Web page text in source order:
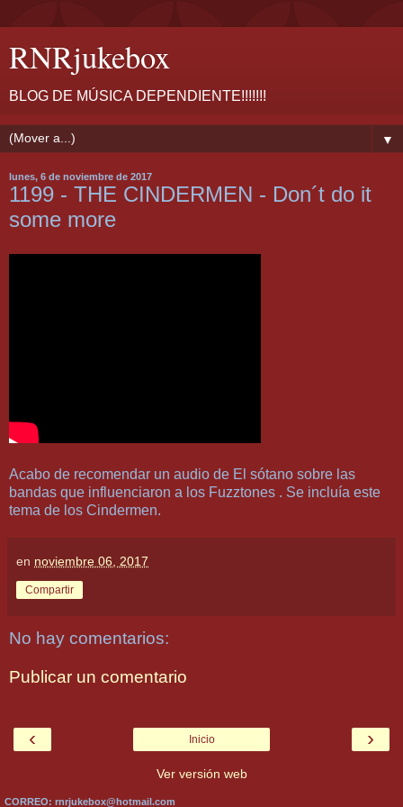
RNRjukebox
BLOG DE MÚSICA DEPENDIENTE!!!!!!!
▼
lunes, 6 de noviembre de 2017
1199 - THE CINDERMEN - Don´t do it
some more
Acabo de recomendar un audio de El sótano sobre las
bandas que influenciaron a los Fuzztones . Se incluía este
tema de los Cindermen.
en noviembre 06, 2017
Compartir
No hay comentarios:
Publicar un comentario
‹ ›
Inicio
Ver versión web
CORREO: rnrjukebox@hotmail.com